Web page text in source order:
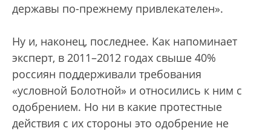
державы по-прежнему привлекателен».
Ну и, наконец, последнее. Как напоминает
эксперт, в 2011–2012 годах свыше 40%
россиян поддерживали требования
«условной Болотной» и относились к ним с
одобрением. Но ни в какие протестные
действия с их стороны это одобрение не